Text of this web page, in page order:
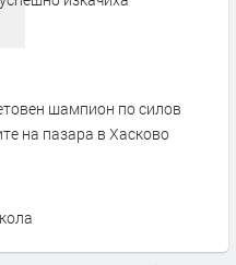
шампион по силов
на пазара в Хасково